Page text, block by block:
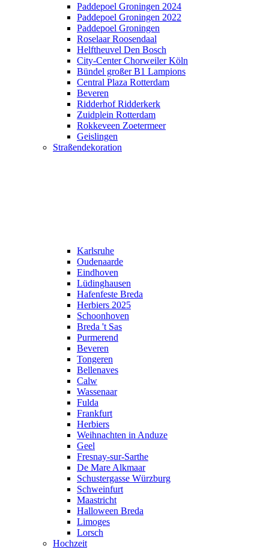
Paddepoel Groningen 2024
Paddepoel Groningen 2022
Paddepoel Groningen
Roselaar Roosendaal
Helftheuvel Den Bosch
City-Center Chorweiler Köln
Bündel großer B1 Lampions
Central Plaza Rotterdam
Beveren
Ridderhof Ridderkerk
Zuidplein Rotterdam
Rokkeveen Zoetermeer
Geislingen
Straßendekoration
Karlsruhe
Oudenaarde
Eindhoven
Lüdinghausen
Hafenfeste Breda
Herbiers 2025
Schoonhoven
Breda 't Sas
Purmerend
Beveren
Tongeren
Bellenaves
Calw
Wassenaar
Fulda
Frankfurt
Herbiers
Weihnachten in Anduze
Geel
Fresnay-sur-Sarthe
De Mare Alkmaar
Schustergasse Würzburg
Schweinfurt
Maastricht
Halloween Breda
Limoges
Lorsch
Hochzeit